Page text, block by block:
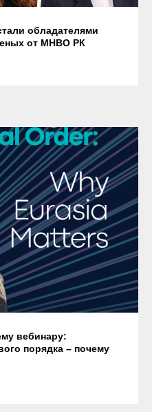
обладателями
от МНВО РК
вебинару:
порядка – почему